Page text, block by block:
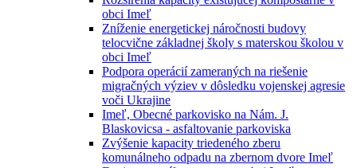
obci Imeľ
Zníženie energetickej náročnosti budovy
telocvične základnej školy s materskou školou v
obci Imeľ
Podpora operácií zameraných na riešenie
migračných výziev v dôsledku vojenskej agresie
voči Ukrajine
Imeľ, Obecné parkovisko na Nám. J.
Blaskovicsa - asfaltovanie parkoviska
Zvýšenie kapacity triedeného zberu
komunálneho odpadu na zbernom dvore Imeľ